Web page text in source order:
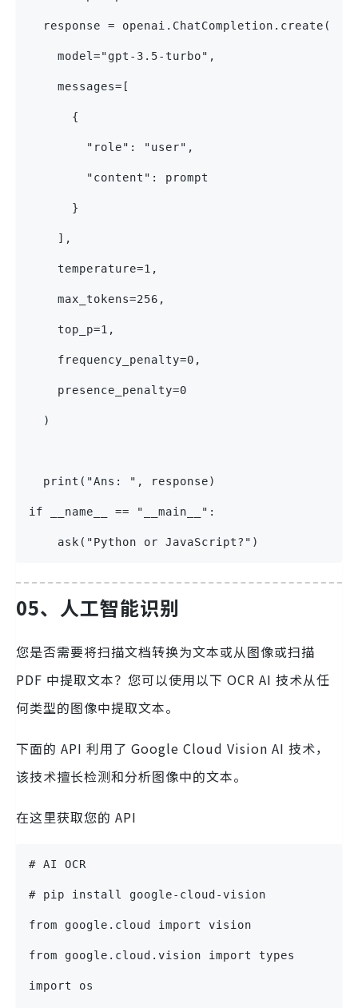
  response = openai.ChatCompletion.create(
    model="gpt-3.5-turbo",
    messages=[
      {
        "role": "user",
        "content": prompt
      }
    ],
    temperature=1,
    max_tokens=256,
    top_p=1,
    frequency_penalty=0,
    presence_penalty=0
  )
  print("Ans: ", response)
if __name__ == "__main__":
    ask("Python or JavaScript?")
05、人工智能识别
您是否需要将扫描文档转换为文本或从图像或扫描
PDF 中提取文本？您可以使用以下 OCR AI 技术从任
何类型的图像中提取文本。
下面的 API 利用了 Google Cloud Vision AI 技术，
该技术擅长检测和分析图像中的文本。
在这里获取您的 API
# AI OCR
# pip install google-cloud-vision
from google.cloud import vision
from google.cloud.vision import types
import os